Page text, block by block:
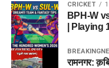
CRICKET
BPH-W
|
रामनगर: